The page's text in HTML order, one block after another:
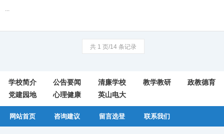
...
共 1 页/14 条记录
学校简介 公告要闻 清廉学校 教学教研
政教德育
党建园地
心理健康 英山电大
网站首页 咨询建议 留言选登 联系我们